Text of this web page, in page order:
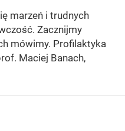
marzeń i trudnych
Zacznijmy
mówimy. Profilaktyka
Maciej Banach,